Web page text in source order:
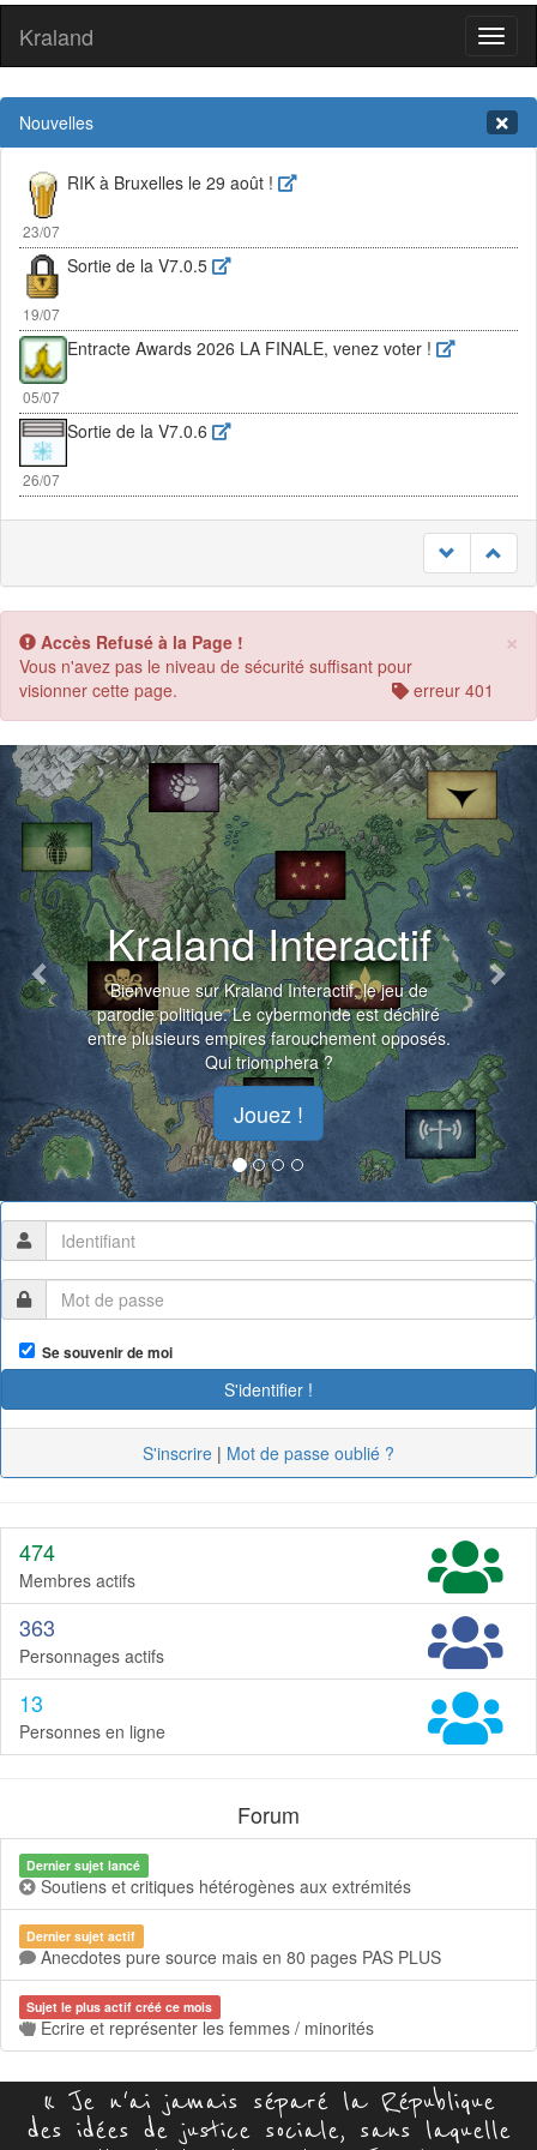
Kraland
Nouvelles
23/07
RIK à Bruxelles le 29 août !
19/07
Sortie de la V7.0.5
05/07
Entracte Awards 2026 LA FINALE, venez voter !
26/07
Sortie de la V7.0.6
×
Accès Refusé à la Page !
Vous n'avez pas le niveau de sécurité suffisant pour
visionner cette page.
erreur 401
Kraland Interactif
Bienvenue sur Kraland Interactif, le jeu de
parodie politique. Le cybermonde est déchiré
entre plusieurs empires farouchement opposés.
Qui triomphera ?
Jouez !
Previous
Se souvenir de moi
S'inscrire | Mot de passe oublié ?
474
Membres actifs
363
Personnages actifs
13
Personnes en ligne
Forum
Dernier sujet lancé
Soutiens et critiques hétérogènes aux extrémités
Dernier sujet actif
Anecdotes pure source mais en 80 pages PAS PLUS
Sujet le plus actif créé ce mois
Ecrire et représenter les femmes / minorités
« Je n'ai jamais séparé la République
des idées de justice sociale, sans laquelle